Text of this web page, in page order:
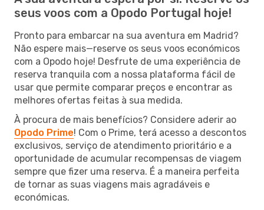
seus voos com a Opodo Portugal hoje!
Pronto para embarcar na sua aventura em Madrid?
Não espere mais—reserve os seus voos económicos
com a Opodo hoje! Desfrute de uma experiência de
reserva tranquila com a nossa plataforma fácil de
usar que permite comparar preços e encontrar as
melhores ofertas feitas à sua medida.
À procura de mais benefícios? Considere aderir ao
Opodo Prime! Com o Prime, terá acesso a descontos
exclusivos, serviço de atendimento prioritário e a
oportunidade de acumular recompensas de viagem
sempre que fizer uma reserva. É a maneira perfeita
de tornar as suas viagens mais agradáveis e
económicas.